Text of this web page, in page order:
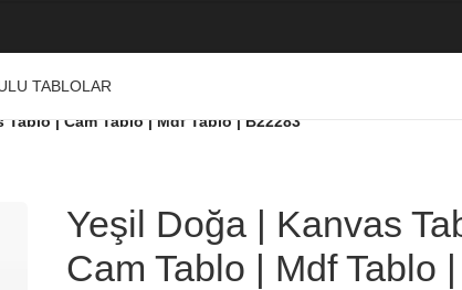
TABLOLAR
Tablo | Cam Tablo | Mdf Tablo | B22283
Yeşil Doğa | Kanvas
Cam Tablo | Mdf Tablo |